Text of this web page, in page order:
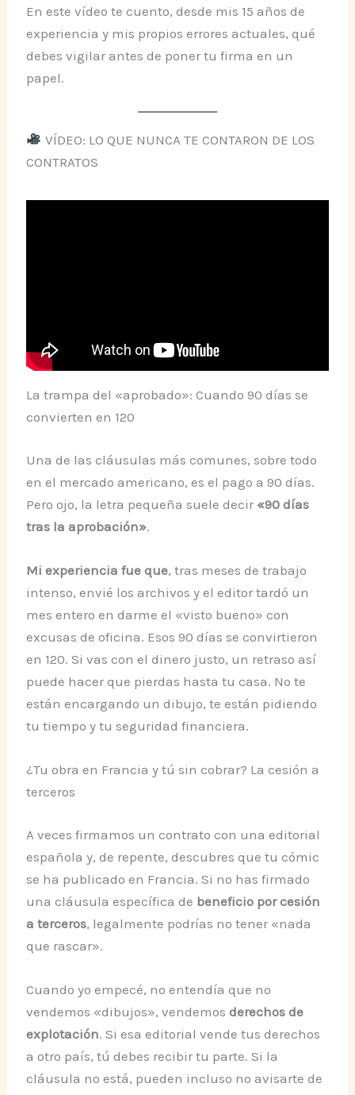
En este vídeo te cuento, desde mis 15 años de
experiencia y mis propios errores actuales, qué
debes vigilar antes de poner tu firma en un
papel.
VÍDEO: LO QUE NUNCA TE CONTARON DE LOS
CONTRATOS
La trampa del «aprobado»: Cuando 90 días se
convierten en 120
Una de las cláusulas más comunes, sobre todo
en el mercado americano, es el pago a 90 días.
Pero ojo, la letra pequeña suele decir «90 días
tras la aprobación».
Mi experiencia fue que, tras meses de trabajo
intenso, envié los archivos y el editor tardó un
mes entero en darme el «visto bueno» con
excusas de oficina. Esos 90 días se convirtieron
en 120. Si vas con el dinero justo, un retraso así
puede hacer que pierdas hasta tu casa. No te
están encargando un dibujo, te están pidiendo
tu tiempo y tu seguridad financiera.
¿Tu obra en Francia y tú sin cobrar? La cesión a
terceros
A veces firmamos un contrato con una editorial
española y, de repente, descubres que tu cómic
se ha publicado en Francia. Si no has firmado
una cláusula específica de beneficio por cesión
a terceros, legalmente podrías no tener «nada
que rascar».
Cuando yo empecé, no entendía que no
vendemos «dibujos», vendemosderechos de
explotación. Si esa editorial vende tus derechos
a otro país, tú debes recibir tu parte. Si la
cláusula no está, pueden incluso no avisarte de